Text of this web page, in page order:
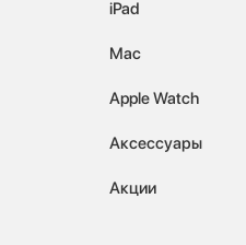
iPad
Mac
Apple Watch
Аксессуары
Акции